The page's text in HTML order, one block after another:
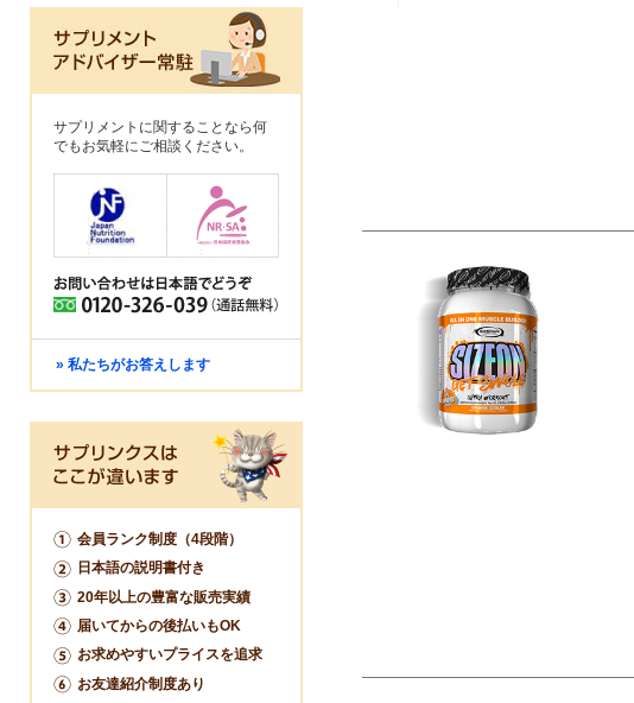
サプリメントに関することなら何
でもお気軽にご相談ください。
» 私たちがお答えします
会員ランク制度（4段階）
日本語の説明書付き
20年以上の豊富な販売実績
届いてからの後払いもOK
お求めやすいプライスを追求
お友達紹介制度あり